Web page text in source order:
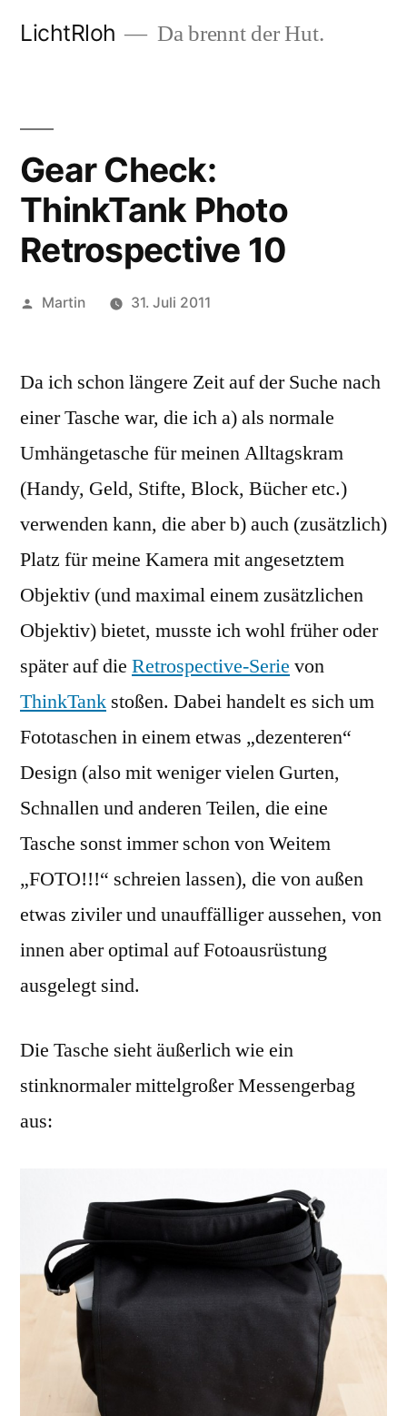
LichtRloh Da brennt der Hut.
Gear Check:
ThinkTank Photo
Retrospective 10
Veröffentlicht
Martin 31. Juli 2011
Da ich schon längere Zeit auf der Suche nach
einer Tasche war, die ich a) als normale
Umhängetasche für meinen Alltagskram
(Handy, Geld, Stifte, Block, Bücher etc.)
verwenden kann, die aber b) auch (zusätzlich)
Platz für meine Kamera mit angesetztem
Objektiv (und maximal einem zusätzlichen
Objektiv) bietet, musste ich wohl früher oder
später auf die Retrospective-Serie von
ThinkTank stoßen. Dabei handelt es sich um
Fototaschen in einem etwas „dezenteren“
Design (also mit weniger vielen Gurten,
Schnallen und anderen Teilen, die eine
Tasche sonst immer schon von Weitem
„FOTO!!!“ schreien lassen), die von außen
etwas ziviler und unauffälliger aussehen, von
innen aber optimal auf Fotoausrüstung
ausgelegt sind.
Die Tasche sieht äußerlich wie ein
stinknormaler mittelgroßer Messengerbag
aus: